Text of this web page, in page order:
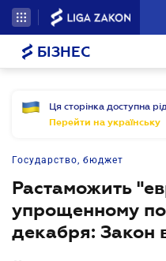
БІЗНЕС
Ця сторінка доступна
Перейти на українську
Государство, бюджет
Растаможить
упрощенному
декабря: Закон